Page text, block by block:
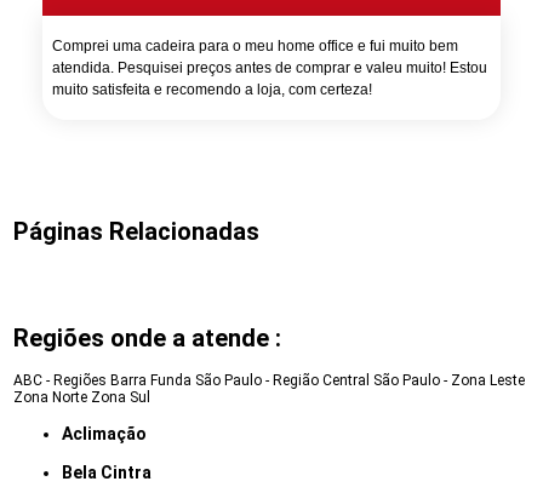
Comprei uma cadeira para o meu home office e fui muito bem
atendida. Pesquisei preços antes de comprar e valeu muito! Estou
muito satisfeita e recomendo a loja, com certeza!
Páginas Relacionadas
Regiões onde a atende :
ABC - Regiões Barra Funda São Paulo - Região Central São Paulo - Zona Leste
Zona Norte Zona Sul
Aclimação
Bela Cintra